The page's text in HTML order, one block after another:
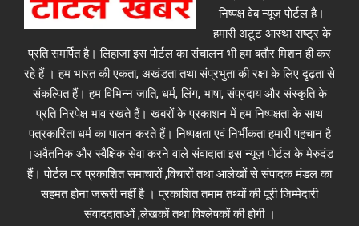
निष्पक्ष वेब न्यूज़ पोर्टल है।
हमारी अटूट आस्था राष्ट्र के
प्रति समर्पित है। लिहाजा इस पोर्टल का संचालन भी हम बतौर मिशन ही कर
रहे हैं । हम भारत की एकता, अखंडता तथा संप्रभुता की रक्षा के लिए दृढ़ता से
संकल्पित हैं। हम विभिन्न जाति, धर्म, लिंग, भाषा, संप्रदाय और संस्कृति के
प्रति निरपेक्ष भाव रखते हैं। ख़बरों के प्रकाशन में हम निष्पक्षता के साथ
पत्रकारिता धर्म का पालन करते हैं। निष्पक्षता एवं निर्भीकता हमारी पहचान है
।अवैतनिक और स्वैक्षिक सेवा करने वाले संवादाता इस न्यूज़ पोर्टल के मेरुदंड
हैं। पोर्टल पर प्रकाशित समाचारों ,विचारों तथा आलेखों से संपादक मंडल का
सहमत होना जरूरी नहीं है । प्रकाशित तमाम तथ्यों की पूरी जिम्मेदारी
संवाददाताओं ,लेखकों तथा विश्लेषकों की होगी ।